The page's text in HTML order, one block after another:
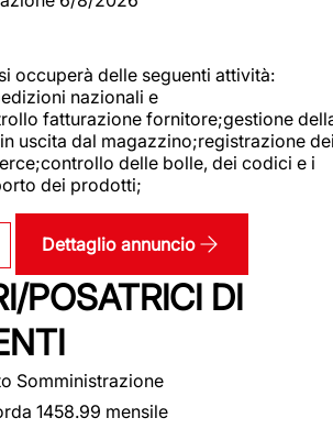
occuperà delle seguenti attività:
nazionali e
fatturazione fornitore;gestione
uscita dal magazzino;registrazione
delle bolle, dei codici e i
dei prodotti;
Dettaglio annuncio
POSATRICI DI
Somministrazione
1458.99 mensile